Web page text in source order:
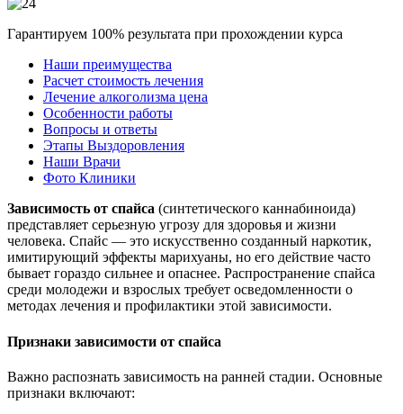
Гарантируем 100% результата при прохождении курса
Наши преимущества
Расчет стоимость лечения
Лечение алкоголизма цена
Особенности работы
Вопросы и ответы
Этапы Выздоровления
Наши Врачи
Фото Клиники
Зависимость от спайса (синтетического каннабиноида)
представляет серьезную угрозу для здоровья и жизни
человека. Спайс — это искусственно созданный наркотик,
имитирующий эффекты марихуаны, но его действие часто
бывает гораздо сильнее и опаснее. Распространение спайса
среди молодежи и взрослых требует осведомленности о
методах лечения и профилактики этой зависимости.
Признаки зависимости от спайса
Важно распознать зависимость на ранней стадии. Основные
признаки включают: